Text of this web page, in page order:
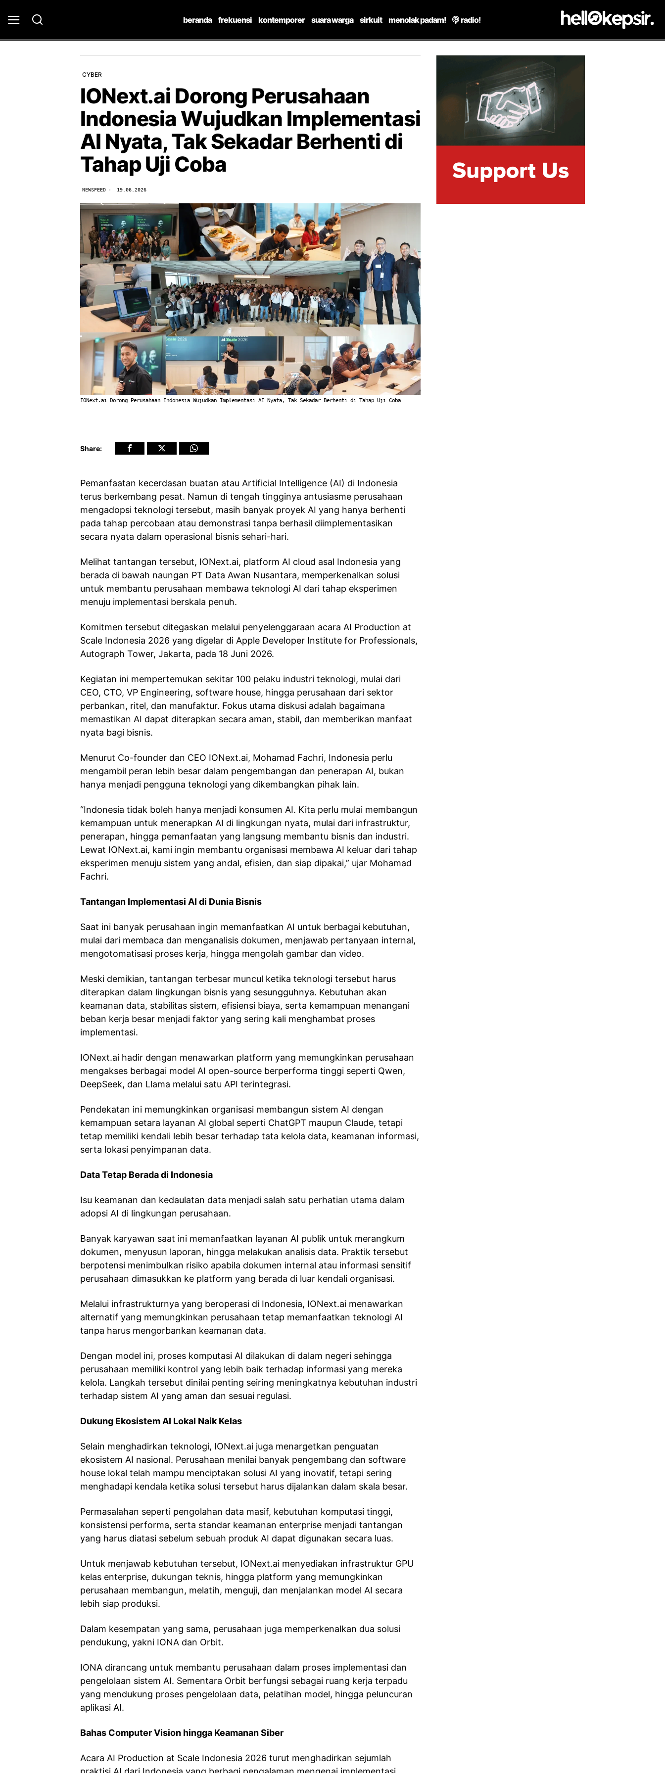
beranda frekuensi kontemporer suara warga sirkuit menolak padam! radio!
CYBER
IONext.ai Dorong Perusahaan
Indonesia Wujudkan Implementasi
AI Nyata, Tak Sekadar Berhenti di
Tahap Uji Coba
NEWSFEED 19.06.2026
IONext.ai Dorong Perusahaan Indonesia Wujudkan Implementasi AI Nyata, Tak Sekadar Berhenti di Tahap Uji Coba
Share:
Pemanfaatan kecerdasan buatan atau Artificial Intelligence (AI) di Indonesia
terus berkembang pesat. Namun di tengah tingginya antusiasme perusahaan
mengadopsi teknologi tersebut, masih banyak proyek AI yang hanya berhenti
pada tahap percobaan atau demonstrasi tanpa berhasil diimplementasikan
secara nyata dalam operasional bisnis sehari-hari.
Melihat tantangan tersebut, IONext.ai, platform AI cloud asal Indonesia yang
berada di bawah naungan PT Data Awan Nusantara, memperkenalkan solusi
untuk membantu perusahaan membawa teknologi AI dari tahap eksperimen
menuju implementasi berskala penuh.
Komitmen tersebut ditegaskan melalui penyelenggaraan acara AI Production at
Scale Indonesia 2026 yang digelar di Apple Developer Institute for Professionals,
Autograph Tower, Jakarta, pada 18 Juni 2026.
Kegiatan ini mempertemukan sekitar 100 pelaku industri teknologi, mulai dari
CEO, CTO, VP Engineering, software house, hingga perusahaan dari sektor
perbankan, ritel, dan manufaktur. Fokus utama diskusi adalah bagaimana
memastikan AI dapat diterapkan secara aman, stabil, dan memberikan manfaat
nyata bagi bisnis.
Menurut Co-founder dan CEO IONext.ai, Mohamad Fachri, Indonesia perlu
mengambil peran lebih besar dalam pengembangan dan penerapan AI, bukan
hanya menjadi pengguna teknologi yang dikembangkan pihak lain.
“Indonesia tidak boleh hanya menjadi konsumen AI. Kita perlu mulai membangun
kemampuan untuk menerapkan AI di lingkungan nyata, mulai dari infrastruktur,
penerapan, hingga pemanfaatan yang langsung membantu bisnis dan industri.
Lewat IONext.ai, kami ingin membantu organisasi membawa AI keluar dari tahap
eksperimen menuju sistem yang andal, efisien, dan siap dipakai,” ujar Mohamad
Fachri.
Tantangan Implementasi AI di Dunia Bisnis
Saat ini banyak perusahaan ingin memanfaatkan AI untuk berbagai kebutuhan,
mulai dari membaca dan menganalisis dokumen, menjawab pertanyaan internal,
mengotomatisasi proses kerja, hingga mengolah gambar dan video.
Meski demikian, tantangan terbesar muncul ketika teknologi tersebut harus
diterapkan dalam lingkungan bisnis yang sesungguhnya. Kebutuhan akan
keamanan data, stabilitas sistem, efisiensi biaya, serta kemampuan menangani
beban kerja besar menjadi faktor yang sering kali menghambat proses
implementasi.
IONext.ai hadir dengan menawarkan platform yang memungkinkan perusahaan
mengakses berbagai model AI open-source berperforma tinggi seperti Qwen,
DeepSeek, dan Llama melalui satu API terintegrasi.
Pendekatan ini memungkinkan organisasi membangun sistem AI dengan
kemampuan setara layanan AI global seperti ChatGPT maupun Claude, tetapi
tetap memiliki kendali lebih besar terhadap tata kelola data, keamanan informasi,
serta lokasi penyimpanan data.
Data Tetap Berada di Indonesia
Isu keamanan dan kedaulatan data menjadi salah satu perhatian utama dalam
adopsi AI di lingkungan perusahaan.
Banyak karyawan saat ini memanfaatkan layanan AI publik untuk merangkum
dokumen, menyusun laporan, hingga melakukan analisis data. Praktik tersebut
berpotensi menimbulkan risiko apabila dokumen internal atau informasi sensitif
perusahaan dimasukkan ke platform yang berada di luar kendali organisasi.
Melalui infrastrukturnya yang beroperasi di Indonesia, IONext.ai menawarkan
alternatif yang memungkinkan perusahaan tetap memanfaatkan teknologi AI
tanpa harus mengorbankan keamanan data.
Dengan model ini, proses komputasi AI dilakukan di dalam negeri sehingga
perusahaan memiliki kontrol yang lebih baik terhadap informasi yang mereka
kelola. Langkah tersebut dinilai penting seiring meningkatnya kebutuhan industri
terhadap sistem AI yang aman dan sesuai regulasi.
Dukung Ekosistem AI Lokal Naik Kelas
Selain menghadirkan teknologi, IONext.ai juga menargetkan penguatan
ekosistem AI nasional. Perusahaan menilai banyak pengembang dan software
house lokal telah mampu menciptakan solusi AI yang inovatif, tetapi sering
menghadapi kendala ketika solusi tersebut harus dijalankan dalam skala besar.
Permasalahan seperti pengolahan data masif, kebutuhan komputasi tinggi,
konsistensi performa, serta standar keamanan enterprise menjadi tantangan
yang harus diatasi sebelum sebuah produk AI dapat digunakan secara luas.
Untuk menjawab kebutuhan tersebut, IONext.ai menyediakan infrastruktur GPU
kelas enterprise, dukungan teknis, hingga platform yang memungkinkan
perusahaan membangun, melatih, menguji, dan menjalankan model AI secara
lebih siap produksi.
Dalam kesempatan yang sama, perusahaan juga memperkenalkan dua solusi
pendukung, yakni IONA dan Orbit.
IONA dirancang untuk membantu perusahaan dalam proses implementasi dan
pengelolaan sistem AI. Sementara Orbit berfungsi sebagai ruang kerja terpadu
yang mendukung proses pengelolaan data, pelatihan model, hingga peluncuran
aplikasi AI.
Bahas Computer Vision hingga Keamanan Siber
Acara AI Production at Scale Indonesia 2026 turut menghadirkan sejumlah